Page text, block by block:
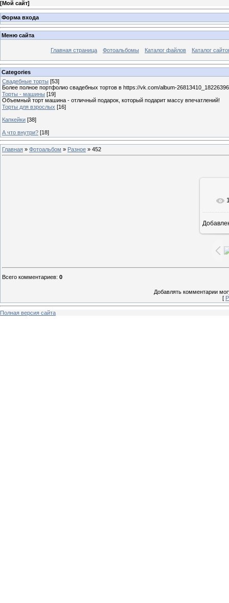
[Мой сайт]
Форма входа
Меню сайта
Главная страница Фотоальбомы Каталог файлов Каталог
Categories
Свадебные торты [53]
Более полное портфолио свадебных тортов в https://vk.com/album-
Торты - машины [19]
Объемный торт машина - отличный подарок, который подарит массу впечатлений!
Торты для взрослых [16]
Капкейки [38]
А что внутри? [18]
Главная » Фотоальбом » Разное » 452
Всего комментариев: 0
Добавлять комментарии
[
Полная версия сайта